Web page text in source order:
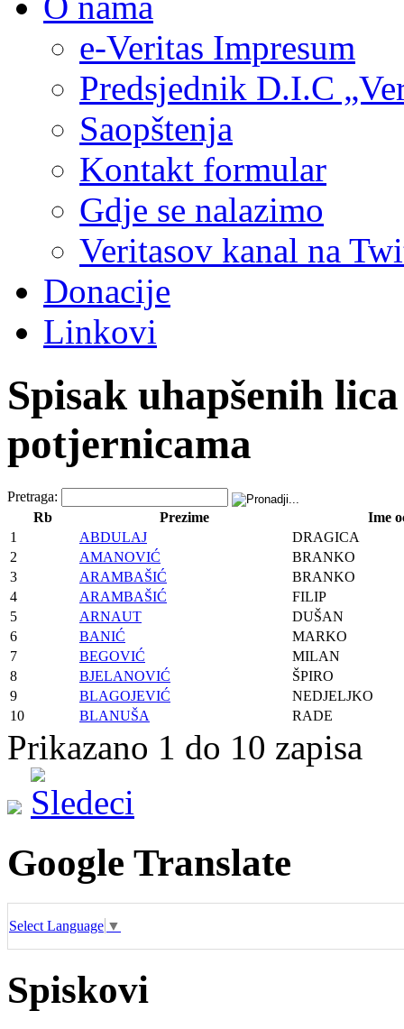
e-Veritas Impresum
Predsjednik D.I.C
Saopštenja
Kontakt formular
Gdje se nalazimo
Veritasov kanal na
Donacije
Linkovi
Spisak uhapšenih
potjernicama
Pretraga:
Rb
Prezime
Ime
1
ABDULAJ
DRAGICA
2
AMANOVIĆ
BRANKO
3
ARAMBAŠIĆ
BRANKO
4
ARAMBAŠIĆ
FILIP
5
ARNAUT
DUŠAN
6
BANIĆ
MARKO
7
BEGOVIĆ
MILAN
8
BJELANOVIĆ
ŠPIRO
9
BLAGOJEVIĆ
NEDJELJKO
10
BLANUŠA RADE
Prikazano 1 do 10 zapisa
Google Translate
Select Language ▼
Spiskovi